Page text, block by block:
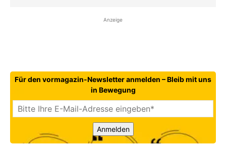
Anzeige
Für den vormagazin-Newsletter anmelden – Bleib mit uns
in Bewegung
Anmelden